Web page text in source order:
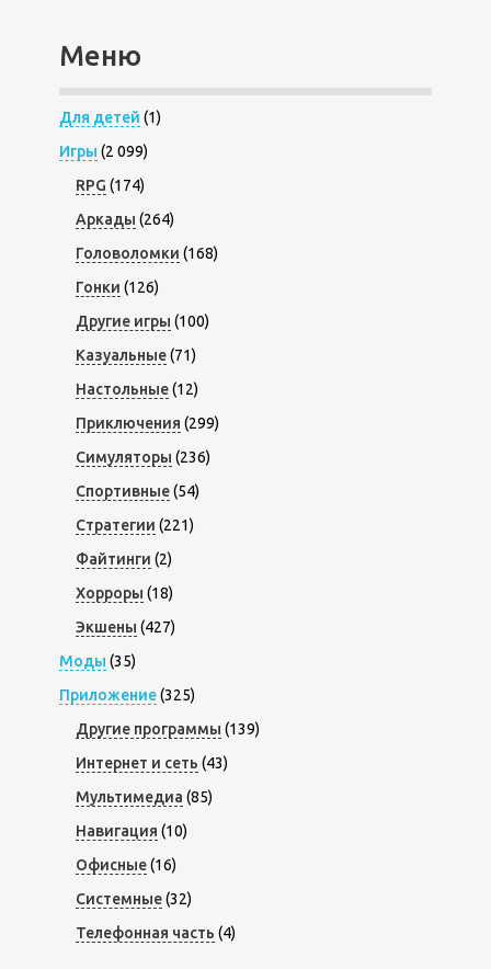
Меню
Для детей (1)
Игры (2 099)
RPG (174)
Аркады (264)
Головоломки (168)
Гонки (126)
Другие игры (100)
Казуальные(71)
Настольные(12)
Приключения (299)
Симуляторы (236)
Спортивные(54)
Стратегии (221)
Файтинги (2)
Хорроры (18)
Экшены (427)
Моды (35)
Приложение(325)
Другие программы (139)
Интернет и сеть (43)
Мультимедиа (85)
Навигация (10)
Офисные(16)
Системные(32)
Телефонная часть (4)